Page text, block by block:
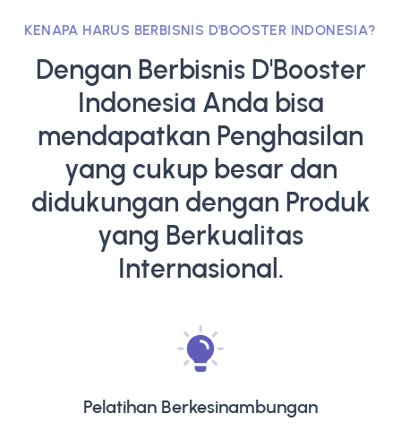
KENAPA HARUS BERBISNIS D'BOOSTER INDONESIA?
Dengan Berbisnis D'Booster
Indonesia Anda bisa
mendapatkan Penghasilan
yang cukup besar dan
didukungan dengan Produk
yang Berkualitas
Internasional.
Pelatihan Berkesinambungan